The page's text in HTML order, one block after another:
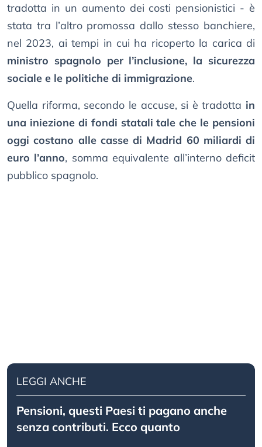
tradotta in un aumento dei costi pensionistici - è
stata tra l’altro promossa dallo stesso banchiere,
nel 2023, ai tempi in cui ha ricoperto la carica di
ministro spagnolo per l’inclusione, la sicurezza
sociale e le politiche di immigrazione.
Quella riforma, secondo le accuse, si è tradotta in
una iniezione di fondi statali tale che le pensioni
oggi costano alle casse di Madrid 60 miliardi di
euro l’anno, somma equivalente all’interno deficit
pubblico spagnolo.
LEGGI ANCHE
Pensioni, questi Paesi ti pagano anche
senza contributi. Ecco quanto